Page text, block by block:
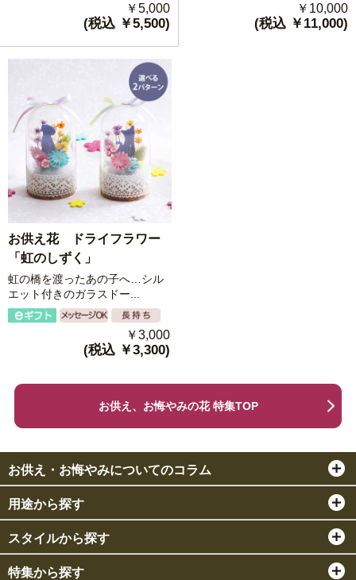
￥5,000
(税込 ￥5,500)
￥10,000
(税込 ￥11,000)
お供え花 ドライフラワー
「虹のしずく」
虹の橋を渡ったあの子へ…シル
エット付きのガラスドー...
￥3,000
(税込 ￥3,300)
お供え、お悔やみの花 特集TOP
お供え・お悔やみについてのコラム
用途から探す
スタイルから探す
特集から探す